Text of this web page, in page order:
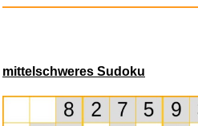
mittelschweres Sudoku